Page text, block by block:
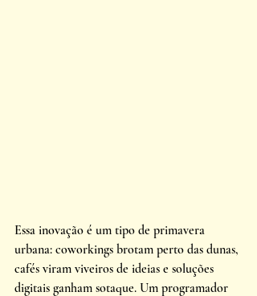
Essa inovação é um tipo de primavera
urbana: coworkings brotam perto das dunas,
cafés viram viveiros de ideias e soluções
digitais ganham sotaque. Um programador